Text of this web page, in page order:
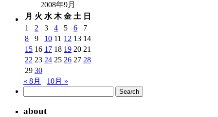
2008年9月
月 火 水 木 金 土 日
1
2 3 4 5 6
7
8
9 10 11 12 13 14
15 16 17 18 19 20 21
22 23 24 25 26 27 28
29 30
« 8月
10月 »
about